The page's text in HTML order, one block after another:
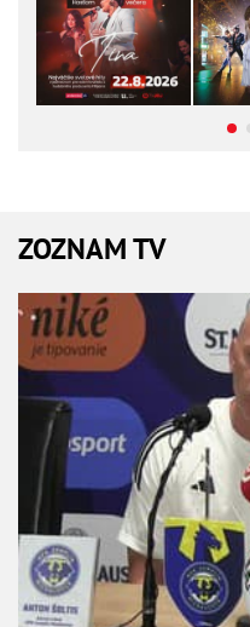
ZOZNAM TV